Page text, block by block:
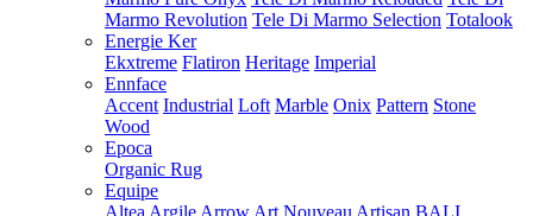
Marmo Revolution Tele Di Marmo Selection Totalook
Energie Ker
Ekxtreme Flatiron Heritage Imperial
Ennface
Accent Industrial Loft Marble Onix Pattern Stone
Wood
Epoca
Organic Rug
Equipe